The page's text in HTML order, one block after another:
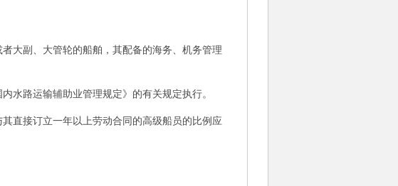
大副、大管轮的船舶，其配备的海务、机务管理
路运输辅助业管理规定》的有关规定执行。
接订立一年以上劳动合同的高级船员的比例应